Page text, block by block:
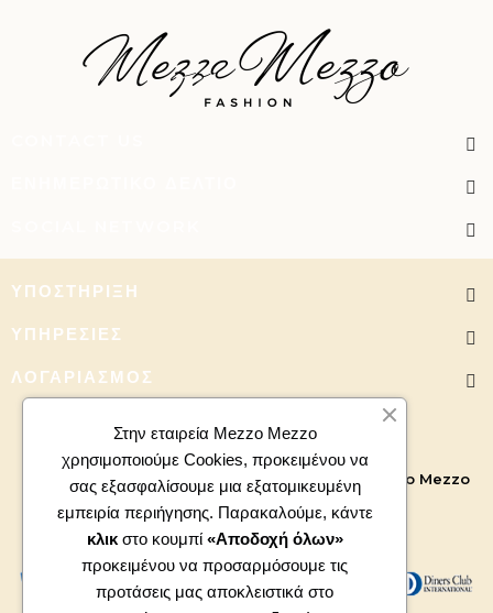
ΥΠΟΣΤΉΡΙΞΗ
ΥΠΗΡΕΣΊΕΣ
ΛΟΓΑΡΙΑΣΜΌΣ
Copyright 2026 - All right reserved. Powered by Mezzo Mezzo
Στην εταιρεία Mezzo Mezzo
χρησιμοποιούμε Cookies, προκειμένου να
σας εξασφαλίσουμε μια εξατομικευμένη
εμπειρία περιήγησης. Παρακαλούμε, κάντε
κλικ στο κουμπί «Αποδοχή όλων»
προκειμένου να προσαρμόσουμε τις
προτάσεις μας αποκλειστικά στο